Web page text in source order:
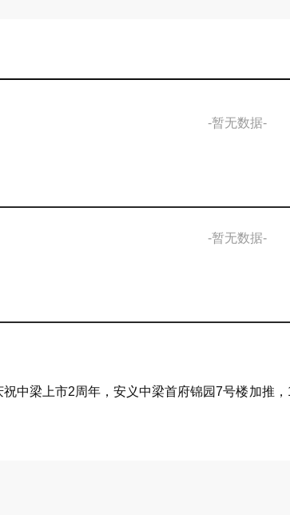
-暂无数据-
-暂无数据-
中梁上市2周年，安义中梁首府锦园7号楼加推